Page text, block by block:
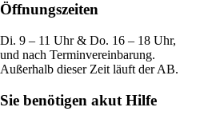
Öffnungszeiten
Di. 9 – 11 Uhr & Do. 16 – 18 Uhr,
und nach Terminvereinbarung.
Außerhalb dieser Zeit läuft der AB.
Sie benötigen akut Hilfe